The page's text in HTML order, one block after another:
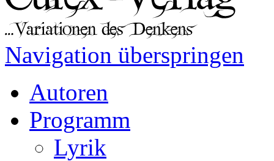
Navigation überspringen
Autoren
Programm
Lyrik